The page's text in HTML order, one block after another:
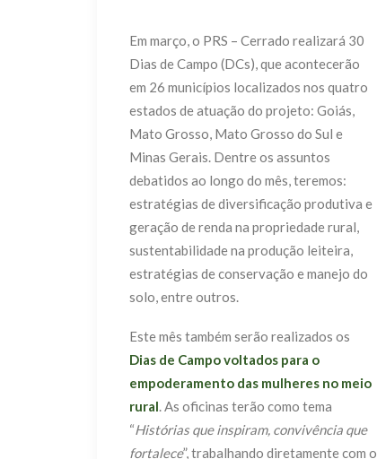
Em março, o PRS – Cerrado realizará 30
Dias de Campo (DCs), que acontecerão
em 26 municípios localizados nos quatro
estados de atuação do projeto: Goiás,
Mato Grosso, Mato Grosso do Sul e
Minas Gerais. Dentre os assuntos
debatidos ao longo do mês, teremos:
estratégias de diversificação produtiva e
geração de renda na propriedade rural,
sustentabilidade na produção leiteira,
estratégias de conservação e manejo do
solo, entre outros.
Este mês também serão realizados os
Dias de Campo voltados para o
empoderamento das mulheres no meio
rural. As oficinas terão como tema
“Histórias que inspiram, convivência que
fortalece”, trabalhando diretamente com o